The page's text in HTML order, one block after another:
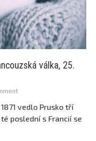
válka, 25.
vedlo Prusko tří
poslední s Francií se